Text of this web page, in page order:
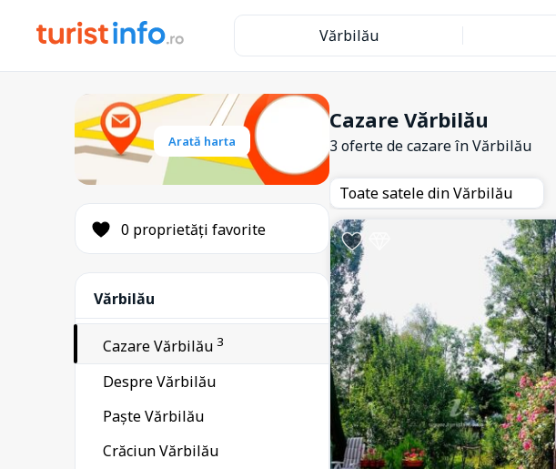
Vărbilău
Arată harta
0 proprietăți favorite
Vărbilău
Cazare Vărbilău 3
Despre Vărbilău
Paște Vărbilău
Crăciun Vărbilău
Băicoi 2
Ceptura 1
Cerașu 4
Comarnic 14
Cornu
Coțofenești
Câmpina 4
Filipeștii de Târg
Iordăcheanu 1
Măgureni 1
Măneciu 18
Ploiești 7
Poiana Țapului 14
Cazare Vărbilău
3 oferte de cazareîn Vărbilău
Toate satele din Vărbilău